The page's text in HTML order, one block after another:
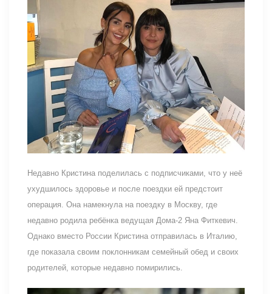
Недавно Кристина поделилась с подписчиками, что у неё
ухудшилось здоровье и после поездки ей предстоит
операция. Она намекнула на поездку в Москву, где
недавно родила ребёнка ведущая Дома-2 Яна Фиткевич.
Однако вместо России Кристина отправилась в Италию,
где показала своим поклонникам семейный обед и своих
родителей, которые недавно помирились.